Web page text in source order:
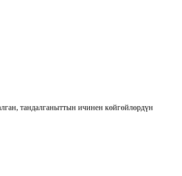
тандалганыттын ичинен көйгөйлөрдүн